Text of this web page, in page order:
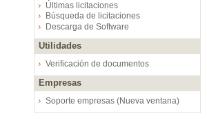
Últimas licitaciones
Búsqueda de licitaciones
Descarga de Software
Utilidades
Verificación de documentos
Empresas
Soporte empresas (Nueva ventana)